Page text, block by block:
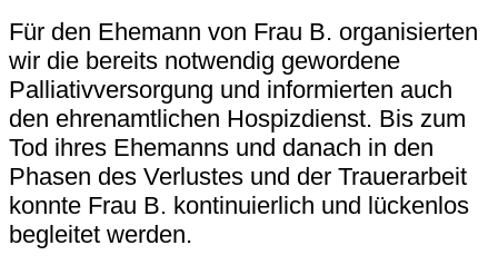
Für den Ehemann von Frau B. organisierten
wir die bereits notwendig gewordene
Palliativversorgung und informierten auch
den ehrenamtlichen Hospizdienst. Bis zum
Tod ihres Ehemanns und danach in den
Phasen des Verlustes und der Trauerarbeit
konnte Frau B. kontinuierlich und lückenlos
begleitet werden.